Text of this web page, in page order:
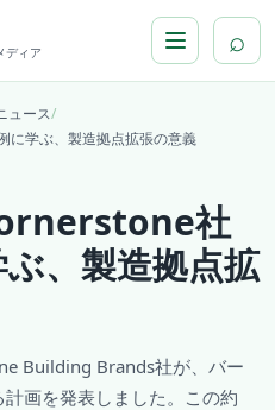
ディア ⌕
ュース/
に学ぶ、製造拠点拡張の意義
社
、製造拠点拡
Building Brands社が、バー
画を発表しました。この約